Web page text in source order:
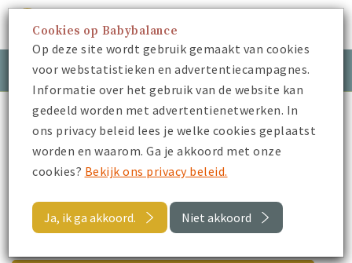
Inloggen Meld je aan
Babybalance Je Kraamtijd
Je Kraamtijd
Cookies op Babybalance
Op deze site wordt gebruik gemaakt van cookies
voor webstatistieken en advertentiecampagnes.
Informatie over het gebruik van de website kan
gedeeld worden met advertentienetwerken. In
ons privacy beleid lees je welke cookies geplaatst
worden en waarom. Ga je akkoord met onze
cookies? Bekijk ons privacy beleid.
Ja, ik ga akkoord. Niet akkoord